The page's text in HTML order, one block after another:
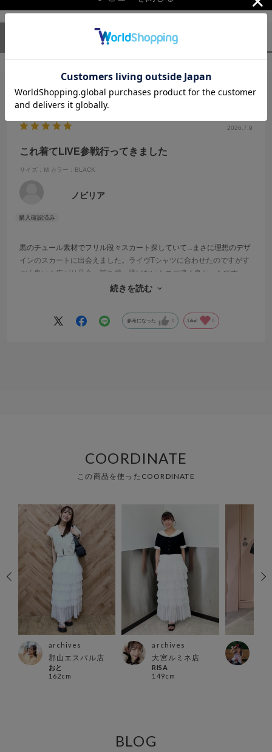
（1） スタッフレビュー
絞り込み 表示：新しい順
2026.7.9
これ着てLIVE参戦行ってきました
サイズ：M カラー：BLACK
ノビリア
黒のチュール素材でフリル段々スカート探していて...まさに理想のデザ
インのスカートに出会えました。ライヴTシャツに合わせたのですがす
ごく良い！広がり具合、落ち感、透けないトコロ凄く良かったです。
黒でもチュール素材だから重く見えないの。大正解なお買い物でし
続きを読む
参考になった 0 Like! 0
COORDINATE
この商品を使ったCOORDINATE
archives
郡山エスパル店
おと
162cm
archives
大宮ルミネ店
RISA
149cm
BLOG